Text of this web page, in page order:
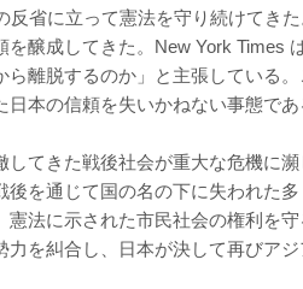
省に立って憲法を守り続けてき
醸成してきた。New York Times
離脱するのか」と主張している
本の信頼を失いかねない事態であ
てきた戦後社会が重大な危機に
を通じて国の名の下に失われた
法に示された市民社会の権利を
を糾合し、日本が決して再びア